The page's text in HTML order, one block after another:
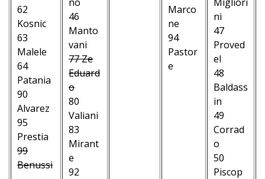
62
Kosnic
63
Malele
64
Patania
90
Alvarez
95
Prestia
99
Benussi
46
Manto
vani
77 Ze
Eduard
o
80
Valiani
83
Mirant
e
92
Marco
ne
94
Pastor
e
ni
47
Proved
el
48
Baldass
in
49
Corrad
o
50
Piscop